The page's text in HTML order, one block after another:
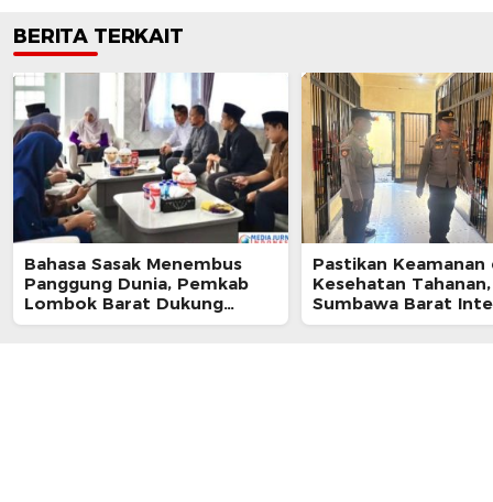
BERITA TERKAIT
Bahasa Sasak Menembus
Panggung Dunia, Pemkab
Lombok Barat Dukung
Kongres Internasional
Pastikan Keamanan
Kesehatan
Sumbawa Barat
Pengecekan Rutan